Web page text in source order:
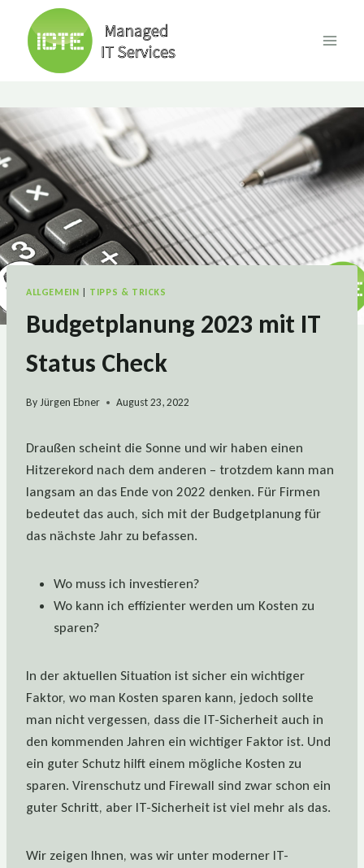
content
ALLGEMEIN | TIPPS & TRICKS
Budgetplanung 2023 mit IT
Status Check
ByJürgen Ebner August 23, 2022
Draußen scheint die Sonne und wir haben einen
Hitzerekord nach dem anderen – trotzdem kann man
langsam an das Ende von 2022 denken. Für Firmen
bedeutet das auch, sich mit der Budgetplanung für
das nächste Jahr zu befassen.
Wo muss ich investieren?
Wo kann ich effizienter werden um Kosten zu
sparen?
In der aktuellen Situation ist sicher ein wichtiger
Faktor, wo man Kosten sparen kann, jedoch sollte
man nicht vergessen, dass die IT-Sicherheit auch in
den kommenden Jahren ein wichtiger Faktor ist. Und
ein guter Schutz hilft einem mögliche Kosten zu
sparen. Virenschutz und Firewall sind zwar schon ein
guter Schritt, aber IT-Sicherheit ist viel mehr als das.
Wir zeigen Ihnen, was wir unter moderner IT-